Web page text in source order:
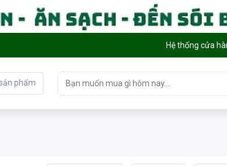
Hệ thống cửa
phẩm